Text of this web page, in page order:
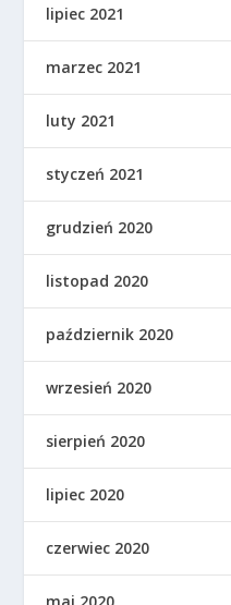
lipiec 2021
marzec 2021
luty 2021
styczeń 2021
grudzień 2020
listopad 2020
październik 2020
wrzesień 2020
sierpień 2020
lipiec 2020
czerwiec 2020